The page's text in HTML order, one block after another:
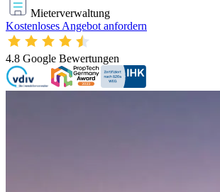
Mieterverwaltung
Kostenloses Angebot anfordern
4.8 Google Bewertungen